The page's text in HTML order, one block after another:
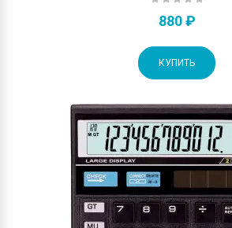
880 ₽
КУПИТЬ